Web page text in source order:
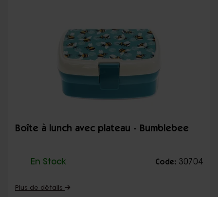
Boîte à lunch avec plateau - Bumblebee
En Stock Code: 30704
Plus de détails